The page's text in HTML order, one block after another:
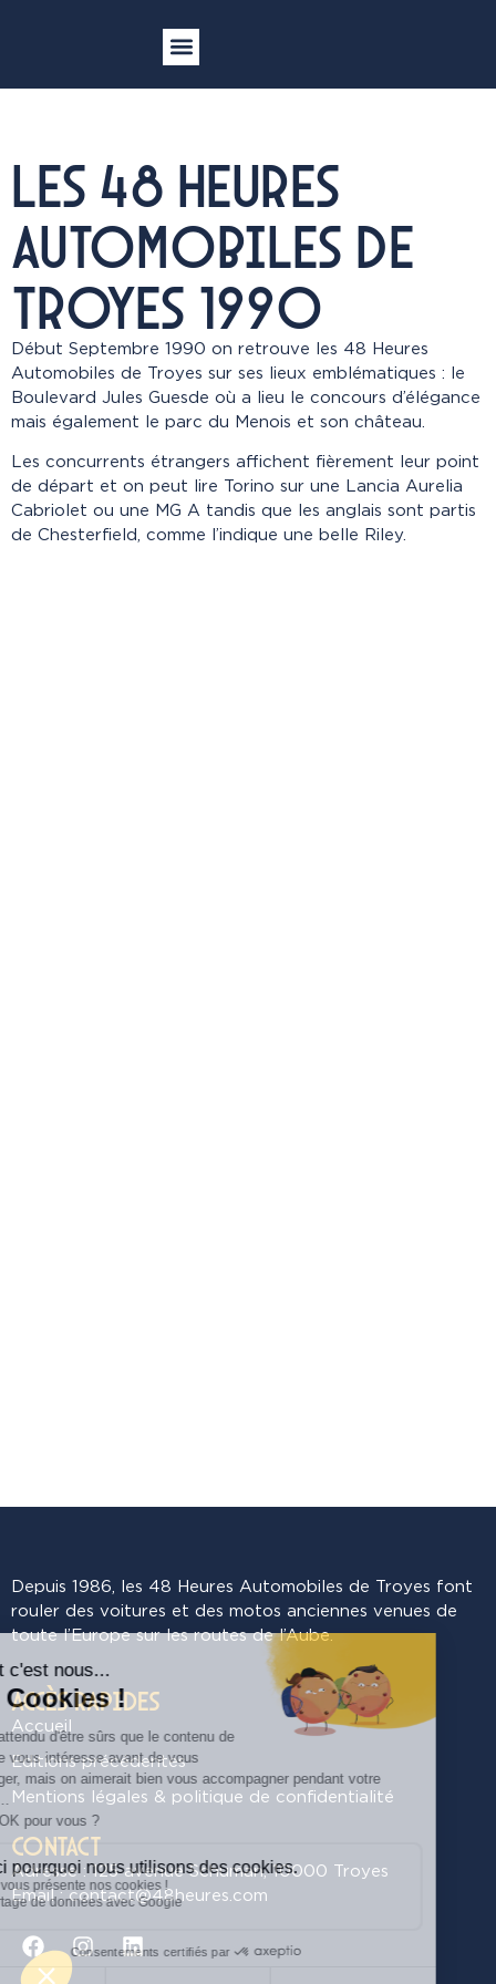
Les 48 Heures
Automobiles de
Troyes 1990
Début Septembre 1990 on retrouve les 48 Heures
Automobiles de Troyes sur ses lieux emblématiques : le
Boulevard Jules Guesde où a lieu le concours d’élégance
mais également le parc du Menois et son château.
Les concurrents étrangers affichent fièrement leur point
de départ et on peut lire Torino sur une Lancia Aurelia
Cabriolet ou une MG A tandis que les anglais sont partis
de Chesterfield, comme l’indique une belle Riley.
Depuis 1986, les 48 Heures Automobiles de Troyes font
rouler des voitures et des motos anciennes venues de
toute l’Europe sur les routes de l’Aube.
Accès rapides
Accueil
Editions précédentes
Mentions légales & politique de confidentialité
Contact
Adresse : 125 avenue Schuman, 10000 Troyes
Email : contact@48heures.com